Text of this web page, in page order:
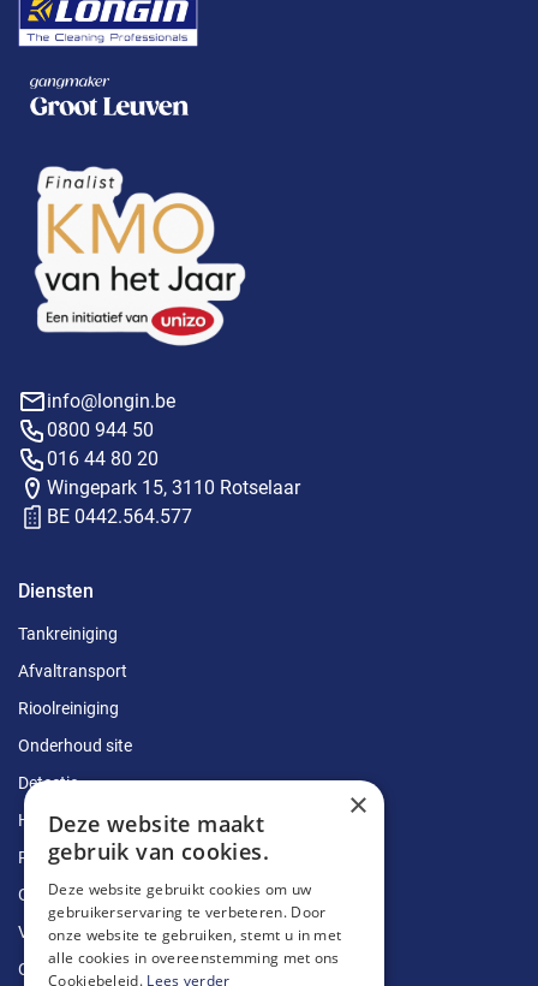
info@longin.be
0800 944 50
016 44 80 20
Wingepark 15, 3110 Rotselaar
BE 0442.564.577
Diensten
Tankreiniging
Afvaltransport
Rioolreiniging
Onderhoud site
Detectie
Herstellingen
Ruimingen
Ontstoppingen
Vetputten
Ontkalking
×
Deze website maakt
gebruik van cookies.
Deze website gebruikt cookies om uw
gebruikerservaring te verbeteren. Door
onze website te gebruiken, stemt u in met
alle cookies in overeenstemming met ons
Cookiebeleid. Lees verder